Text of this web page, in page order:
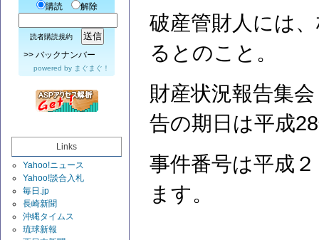
購読
解除
読者購読規約
>> バックナンバー
powered by まぐまぐ！
Links
Yahoo!ニュース
Yahoo!談合入札
毎日.jp
長崎新聞
沖縄タイムス
琉球新報
破産管財人には
るとのこと。
財産状況報告集
告の期日は平成
事件番号は平成
ます。